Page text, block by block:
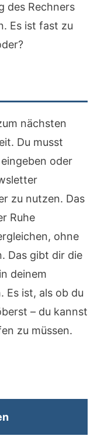
des Rechners
Es ist fast zu
nächsten
Du musst
oder
zu nutzen. Das
Ruhe
ohne
Das gibt dir die
deinem
Es ist, als ob du
– du kannst
zu müssen.